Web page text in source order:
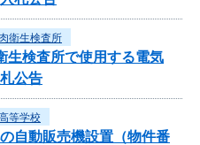
衛生検査所
生検査所で使用する電気
公告
等学校
自動販売機設置（物件番